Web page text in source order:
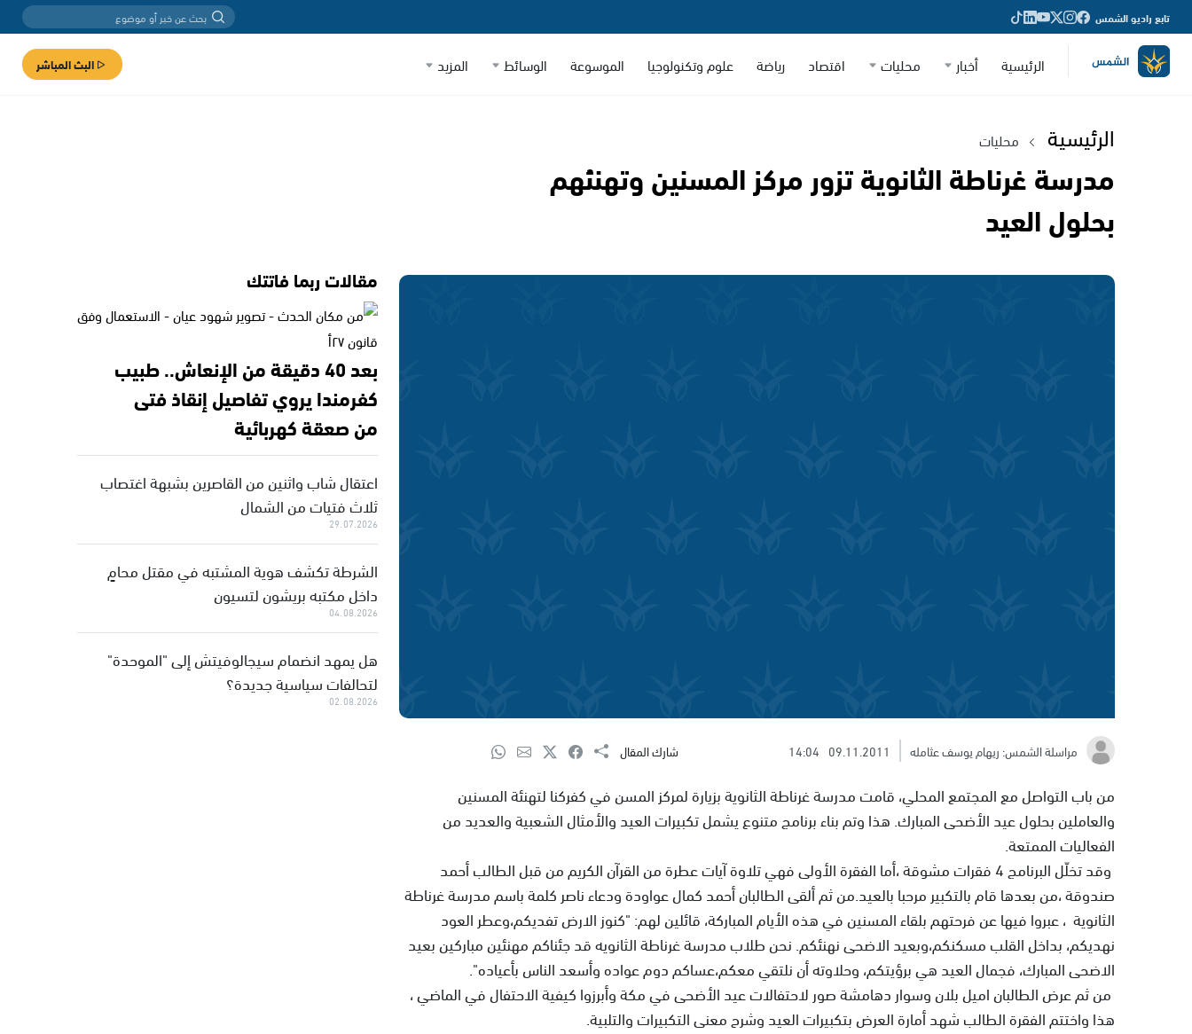
تابع راديو الشمس
الرئيسية أخبار محليات اقتصاد رياضة علوم وتكنولوجيا الموسوعة الوسائط المزيد البث المباشر
الرئيسية محليات
مدرسة غرناطة الثانوية تزور مركز المسنين وتهنئهم
بحلول العيد
مراسلة الشمس: ريهام يوسف عثامله 09.11.2011
14:04 شارك المقال
من باب التواصل مع المجتمع المحلي، قامت مدرسة غرناطة الثانوية بزيارة لمركز المسن في كفركنا لتهنئة المسنين
والعاملين بحلول عيد الأضحى المبارك. هذا وتم بناء برنامج متنوع يشمل تكبيرات العيد والأمثال الشعبية والعديد من
الفعاليات الممتعة.
وقد تخلّل البرنامج 4 فقرات مشوقة ،أما الفقرة الأولى فهي تلاوة آيات عطرة من القرآن الكريم من قبل الطالب أحمد
صندوقة ،من بعدها قام بالتكبير مرحبا بالعيد.من ثم ألقى الطالبان أحمد كمال عواودة ودعاء ناصر كلمة باسم مدرسة غرناطة
الثانوية ، عبروا فيها عن فرحتهم بلقاء المسنين في هذه الأيام المباركة، قائلين لهم: "كنوز الارض تفديكم،وعطر العود
نهديكم، بداخل القلب مسكنكم،وبعيد الاضحى نهنئكم. نحن طلاب مدرسة غرناطة الثانويه قد جئناكم مهنئين مباركين بعيد
الاضحى المبارك، فجمال العيد هي برؤيتكم، وحلاوته أن نلتقي معكم،عساكم دوم عواده وأسعد الناس بأعياده".
من ثم عرض الطالبان اميل بلان وسوار دهامشة صور لاحتفالات عيد الأضحى في مكة وأبرزوا كيفية الاحتفال في الماضي ،
هذا واختتم الفقرة الطالب شهد أمارة العرض بتكبيرات العيد وشرح معنى التكبيرات والتلبية.
مقالات ربما فاتتك
بعد 40 دقيقة من الإنعاش.. طبيب
كفرمندا يروي تفاصيل إنقاذ فتى
من صعقة كهربائية
اعتقال شاب واثنين من القاصرين بشبهة اغتصاب
ثلاث فتيات من الشمال
29.07.2026
الشرطة تكشف هوية المشتبه في مقتل محامٍ
داخل مكتبه بريشون لتسيون
04.08.2026
هل يمهد انضمام سيجالوفيتش إلى "الموحدة"
لتحالفات سياسية جديدة؟
02.08.2026